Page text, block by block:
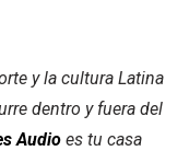
y la cultura Latina
dentro y fuera del
Audio es tu casa